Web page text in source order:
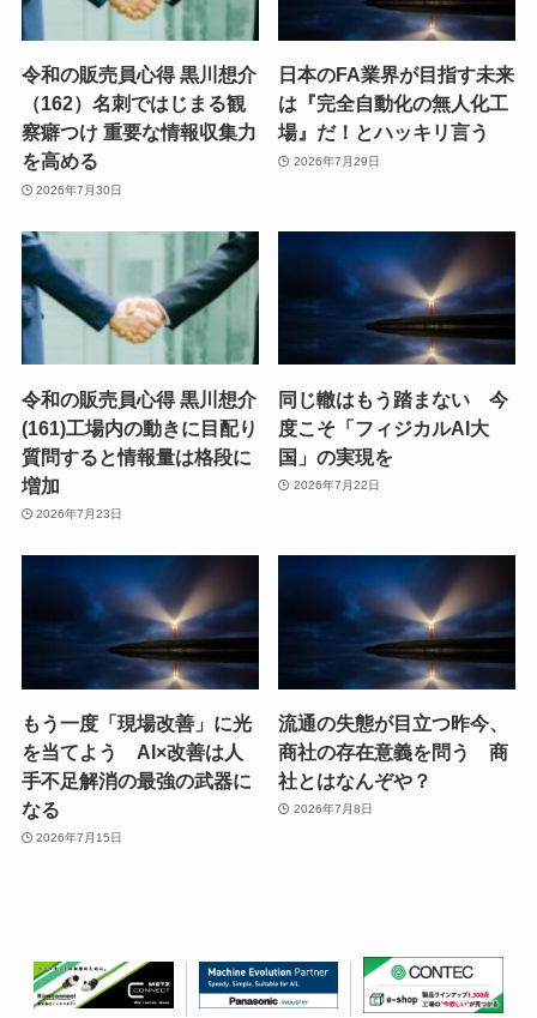
令和の販売員心得 黒川想介
（162）名刺ではじまる観
察癖つけ 重要な情報収集力
を高める
2026年7月30日
日本のFA業界が目指す未来
は『完全自動化の無人化工
場』だ！とハッキリ言う
2026年7月29日
令和の販売員心得 黒川想介
(161)工場内の動きに目配り
質問すると情報量は格段に
増加
2026年7月23日
同じ轍はもう踏まない 今
度こそ「フィジカルAI大
国」の実現を
2026年7月22日
もう一度「現場改善」に光
を当てよう AI×改善は人
手不足解消の最強の武器に
なる
2026年7月15日
流通の失態が目立つ昨今、
商社の存在意義を問う 商
社とはなんぞや？
2026年7月8日